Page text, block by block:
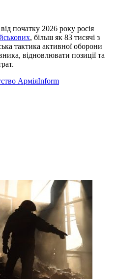
початку 2026 року росія
, більш як 83 тисячі з
тактика активної оборони
відновлювати позиції та
АрміяInform